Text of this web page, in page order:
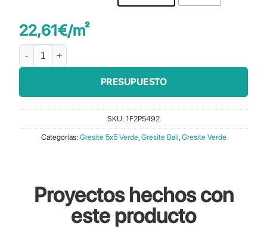
22,61€/m²
Alor cantidad
PRESUPUESTO
SKU: 1F2P5492
Categorías: Gresite 5x5 Verde, Gresite Bali, Gresite Verde
Proyectos hechos con
este producto